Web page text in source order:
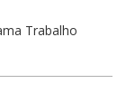
Trabalho